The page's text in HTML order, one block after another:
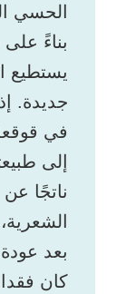
الحسي
بناءً
يستطيع
جديدة.
في
إلى
ناتجًا عن
بعد
كان